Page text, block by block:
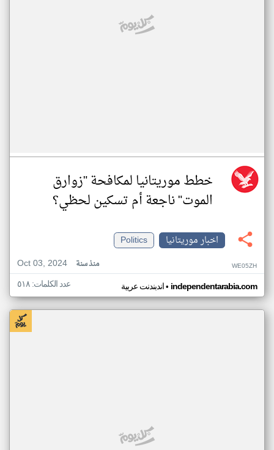
خطط موريتانيا لمكافحة "زوارق
الموت" ناجعة أم تسكين لحظي؟
اخبار موريتانيا
Politics
Oct 03, 2024
منذ سنة WE05ZH
اندبندنت عربية• independentarabia.com عدد الكلمات: ٥١٨